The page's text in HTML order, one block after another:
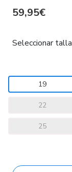
59,95€
Seleccionar talla
19
22
25